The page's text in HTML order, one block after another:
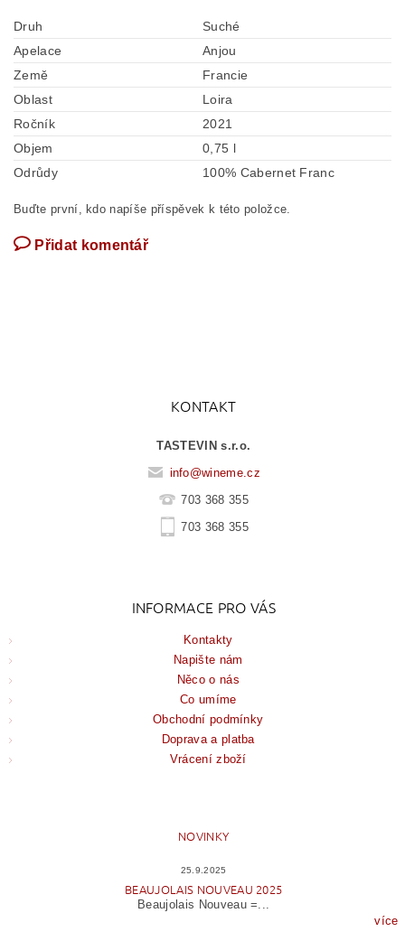
Druh
Suché
Apelace
Anjou
Země
Francie
Oblast
Loira
Ročník
2021
Objem
0,75 l
Odrůdy
100% Cabernet Franc
Buďte první, kdo napíše příspěvek k této položce.
Přidat komentář
KONTAKT
TASTEVIN s.r.o.
info@wineme.cz
703 368 355
703 368 355
INFORMACE PRO VÁS
Kontakty
Napište nám
Něco o nás
Co umíme
Obchodní podmínky
Doprava a platba
Vrácení zboží
NOVINKY
25.9.2025
BEAUJOLAIS NOUVEAU 2025
Beaujolais Nouveau =...
více